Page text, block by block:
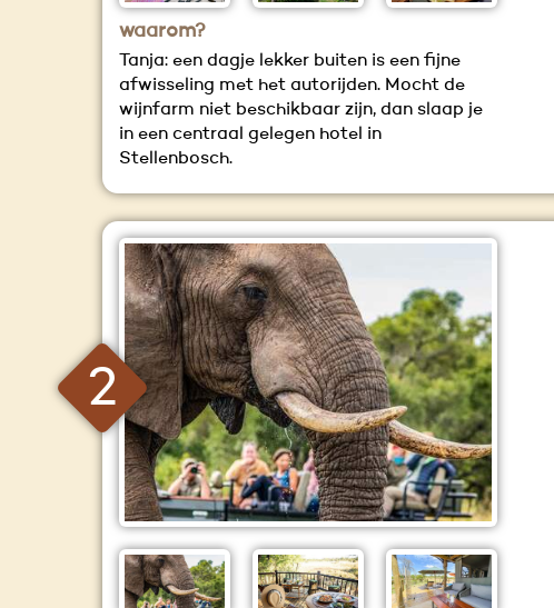
waarom?
Tanja: een dagje lekker buiten is een fijne
afwisseling met het autorijden. Mocht de
wijnfarm niet beschikbaar zijn, dan slaap je
in een centraal gelegen hotel in
Stellenbosch.
2